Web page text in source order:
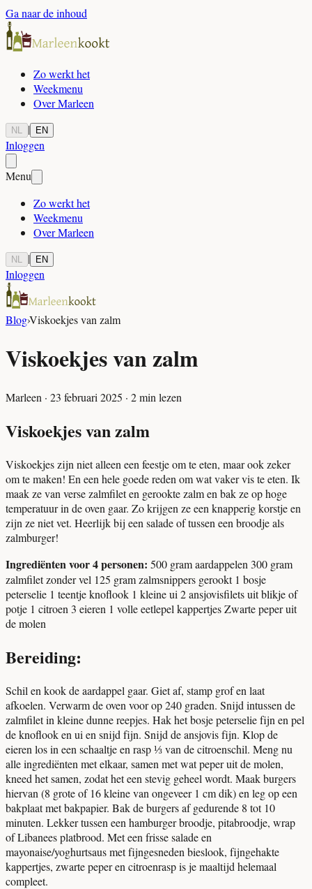
Ga naar de inhoud
Zo werkt het
Weekmenu
Over Marleen
NL | EN
Inloggen
Menu
Zo werkt het
Weekmenu
Over Marleen
NL | EN
Inloggen
Blog›Viskoekjes van zalm
Viskoekjes van zalm
Marleen · 23 februari 2025 · 2min lezen
Viskoekjes van zalm
Viskoekjes zijn niet alleen een feestje om te eten, maar ook zeker
om te maken! En een hele goede reden om wat vaker vis te eten. Ik
maak ze van verse zalmfilet en gerookte zalm en bak ze op hoge
temperatuur in de oven gaar. Zo krijgen ze een knapperig korstje en
zijn ze niet vet. Heerlijk bij een salade of tussen een broodje als
zalmburger!
Ingrediënten voor 4 personen: 500 gram aardappelen 300 gram
zalmfilet zonder vel 125 gram zalmsnippers gerookt 1 bosje
peterselie 1 teentje knoflook 1 kleine ui 2 ansjovisfilets uit blikje of
potje 1 citroen 3 eieren 1 volle eetlepel kappertjes Zwarte peper uit
de molen
Bereiding:
Schil en kook de aardappel gaar. Giet af, stamp grof en laat
afkoelen. Verwarm de oven voor op 240 graden. Snijd intussen de
zalmfilet in kleine dunne reepjes. Hak het bosje peterselie fijn en pel
de knoflook en ui en snijd fijn. Snijd de ansjovis fijn. Klop de
eieren los in een schaaltje en rasp ⅓ van de citroenschil. Meng nu
alle ingrediënten met elkaar, samen met wat peper uit de molen,
kneed het samen, zodat het een stevig geheel wordt. Maak burgers
hiervan (8 grote of 16 kleine van ongeveer 1 cm dik) en leg op een
bakplaat met bakpapier. Bak de burgers af gedurende 8 tot 10
minuten. Lekker tussen een hamburger broodje, pitabroodje, wrap
of Libanees platbrood. Met een frisse salade en
mayonaise/yoghurtsaus met fijngesneden bieslook, fijngehakte
kappertjes, zwarte peper en citroenrasp is je maaltijd helemaal
compleet.